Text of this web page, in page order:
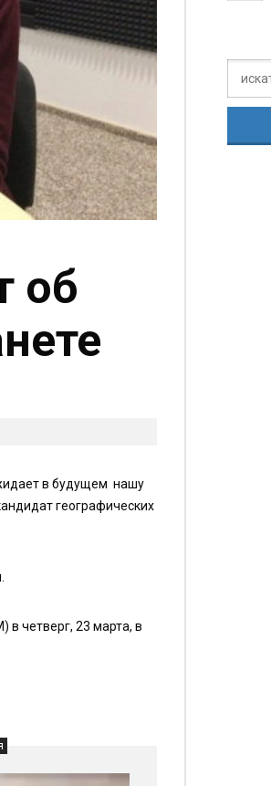
об
в будущем нашу
географических
в четверг, 23 марта, в